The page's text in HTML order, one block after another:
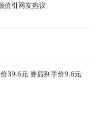
值引网友热议
39.6元 券后到手价9.6元